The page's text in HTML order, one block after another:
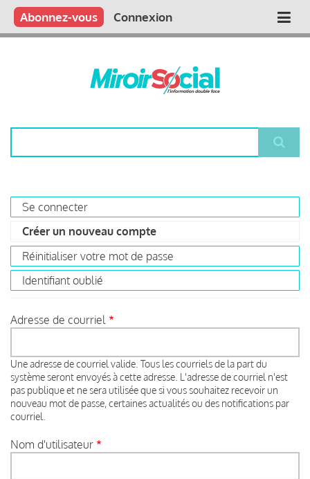
Aller
contenu
Main
Qui sommes nous ?
Vous publiez
Nous publions
Contactez-nous
Abonnez-vous Connexion
Primary
tabs
Se connecter
Créer un nouveau compte
actif)
Réinitialiser votre mot de passe
Identifiant oublié
Adresse de courriel
Une adresse de courriel valide. Tous les courriels de la part du
système seront envoyés à cette adresse. L'adresse de courriel n'est
pas publique et ne sera utilisée que si vous souhaitez recevoir un
nouveau mot de passe, certaines actualités ou des notifications par
courriel.
Nom d'utilisateur